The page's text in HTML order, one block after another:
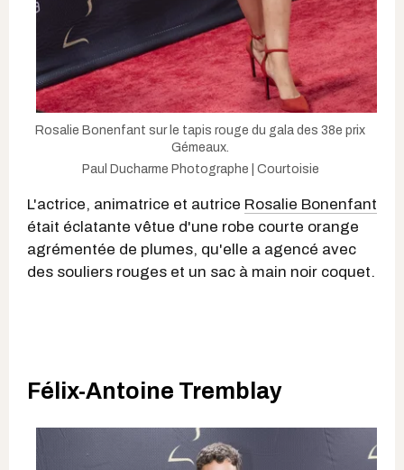
Rosalie Bonenfant sur le tapis rouge du gala des 38e prix
Gémeaux.
Paul Ducharme Photographe | Courtoisie
L'actrice, animatrice et autrice Rosalie Bonenfant
était éclatante vêtue d'une robe courte orange
agrémentée de plumes, qu'elle a agencé avec
des souliers rouges et un sac à main noir coquet.
Félix-Antoine Tremblay